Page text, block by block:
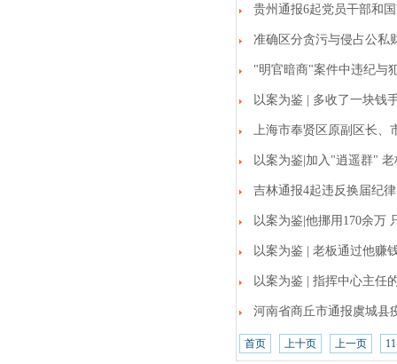
贵州通报6起党员干部和
准确区分贪污与侵占公私
"明官暗商"案件中违纪与
以案为鉴 | 多收了一块钱
上海市奉贤区原副区长、
以案为鉴|加入"逍遥群"
吉林通报4起违反换届纪
以案为鉴|他挪用170余万
以案为鉴 | 老板通过他赚
以案为鉴 | 指挥中心主任
河南省商丘市通报虞城县
首页 上十页 上一页 11